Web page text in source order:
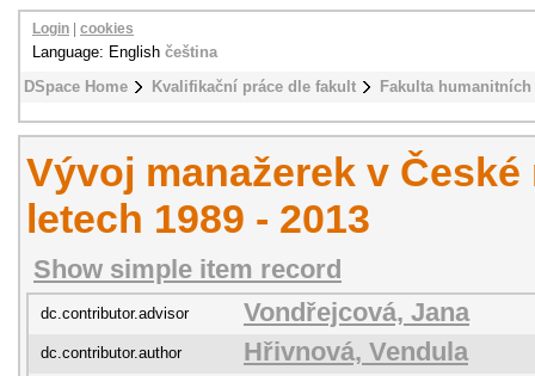
DSpace Home Kvalifikační práce dle fakult Fakulta
Login cookies
Language: English čeština
Vývoj manažerek v
letech 1989 - 2013
Show simple item record
dc.contributor.advisor Vondřejcová, Jana
dc.contributor.author Hřivnová, Vendula